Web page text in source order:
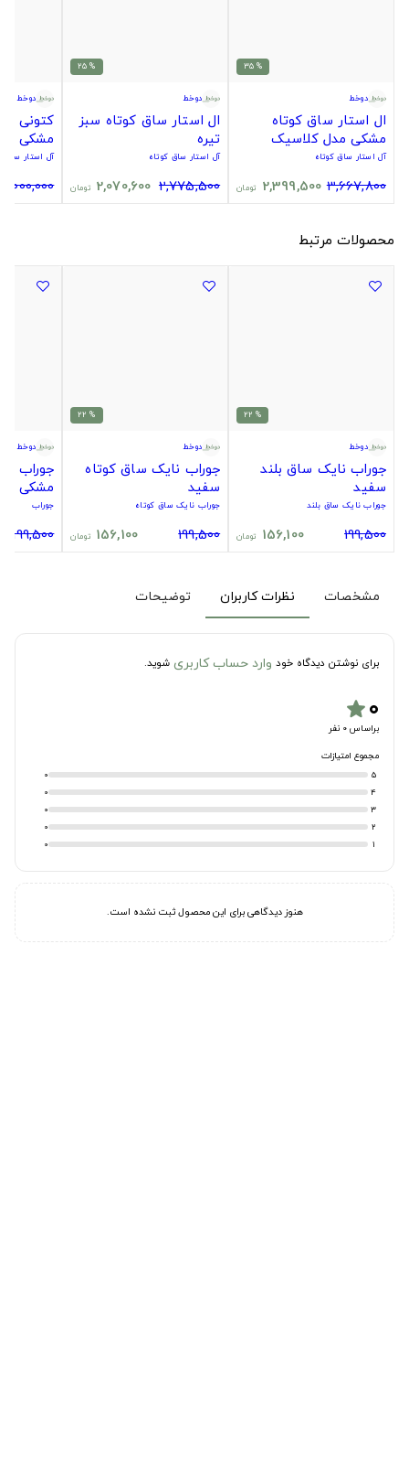
% 35
دوخط
ال استار ساق کوتاه
مشکی مدل کلاسیک
آل استار ساق کوتاه
3,667,800
2,399,500 تومان
% 25
دوخط
ال استار ساق کوتاه سبز
تیره
آل استار ساق کوتاه
2,775,500
2,070,600 تومان
دوخط
کتونی
مشکی
آل استار ساق
محصولات مرتبط
% 22
دوخط
جوراب نایک ساق بلند
سفید
جوراب نایک ساق بلند
199,500
156,100 تومان
% 22
دوخط
جوراب نایک ساق کوتاه
سفید
جوراب نایک ساق کوتاه
199,500
156,100 تومان
دوخط
جوراب
مشکی
جوراب
199,500
مشخصات نظرات کاربران توضیحات
برای نوشتن دیدگاه خود وارد حساب کاربری شوید.
۰star
براساس 0 نفر
مجموع امتیازات
5
0
4
0
3
0
2
0
1
0
هنوز دیدگاهی برای این محصول ثبت نشده است.